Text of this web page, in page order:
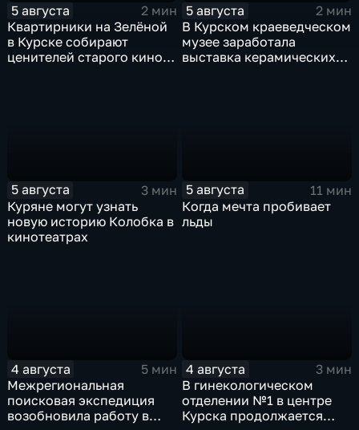
5 августа
2 мин
Квартирники на Зелёной
в Курске собирают
ценителей старого кино
5 августа
2 мин
В Курском краеведческом
музее заработала
выставка керамических
5 августа
3 мин
Куряне могут узнать
новую историю Колобка в
кинотеатрах
5 августа
11 мин
Когда мечта пробивает
льды
4 августа
5 мин
Межрегиональная
поисковая экспедиция
возобновила работу в
4 августа
3 мин
В гинекологическом
отделении №1 в центре
Курска продолжается